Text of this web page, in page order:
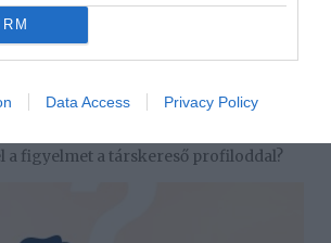
Data Access Privacy Policy
a figyelmet a társkereső profiloddal?